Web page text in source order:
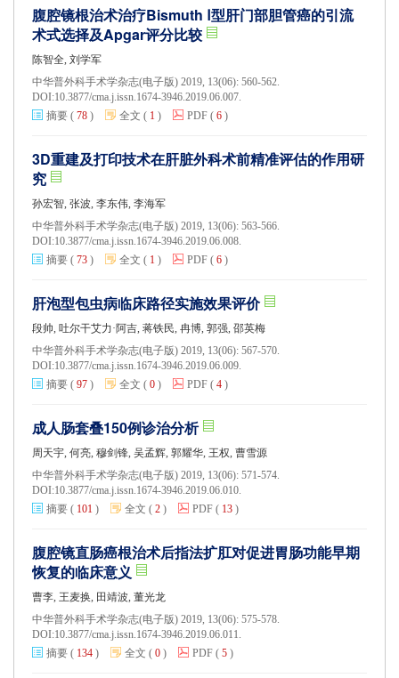
腹腔镜根治术治疗Bismuth Ⅰ型肝门部胆管癌的引流
术式选择及Apgar评分比较
陈智全, 刘学军
中华普外科手术学杂志(电子版) 2019, 13(06): 560-562.
DOI:10.3877/cma.j.issn.1674-3946.2019.06.007.
摘要 ( 78 ) 全文 ( 1 ) PDF ( 6 )
3D重建及打印技术在肝脏外科术前精准评估的作用研
究
孙宏智, 张波, 李东伟, 李海军
中华普外科手术学杂志(电子版) 2019, 13(06): 563-566.
DOI:10.3877/cma.j.issn.1674-3946.2019.06.008.
摘要 ( 73 ) 全文 ( 1 ) PDF ( 6 )
肝泡型包虫病临床路径实施效果评价
段帅, 吐尔干艾力·阿吉, 蒋铁民, 冉博, 郭强, 邵英梅
中华普外科手术学杂志(电子版) 2019, 13(06): 567-570.
DOI:10.3877/cma.j.issn.1674-3946.2019.06.009.
摘要 ( 97 ) 全文 ( 0 ) PDF ( 4 )
成人肠套叠150例诊治分析
周天宇, 何亮, 穆剑锋, 吴孟辉, 郭耀华, 王权, 曹雪源
中华普外科手术学杂志(电子版) 2019, 13(06): 571-574.
DOI:10.3877/cma.j.issn.1674-3946.2019.06.010.
摘要 ( 101 ) 全文 ( 2 ) PDF ( 13 )
腹腔镜直肠癌根治术后指法扩肛对促进胃肠功能早期
恢复的临床意义
曹李, 王麦换, 田靖波, 董光龙
中华普外科手术学杂志(电子版) 2019, 13(06): 575-578.
DOI:10.3877/cma.j.issn.1674-3946.2019.06.011.
摘要 ( 134 ) 全文 ( 0 ) PDF ( 5 )